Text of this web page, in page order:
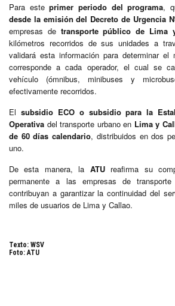
Para esteprimer periodo del programa,
desde la emisión del Decreto de Urgencia
empresas de transporte público de Lima
kilómetros recorridos de sus unidades a
validará esta información para determinar el
corresponde a cada operador, el cual se
vehículo (ómnibus, minibuses y
efectivamente recorridos.
El subsidio ECO o subsidio para la
Operativa del transporte urbano en Lima y
de 60 días calendario, distribuidos en dos
uno.
De esta manera, la ATUreafirma su
permanente a las empresas de
contribuyan a garantizar la continuidad del
miles de usuarios de Lima y Callao.
Texto: WSV
Foto: ATU